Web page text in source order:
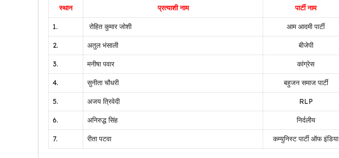
स्थान प्रत्याशी नाम पार्टी नाम
1. रोहित कुमार जोशी आम आदमी पार्टी
2. अतुल भंसाली बीजेपी
3. मनीषा पवार कांग्रेस
4. सुनीता चौधरी बहुजन समाज पार्टी
5. अजय त्रिवेदी RLP
6. अनिरुद्ध सिंह निर्दलीय
7. रीता पटवा कम्युनिस्ट पार्टी ऑफ इंडिया